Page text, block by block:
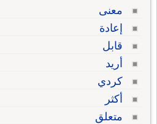
معنى
إعادة
قابل
أريد
كردي
أكثر
متعلق